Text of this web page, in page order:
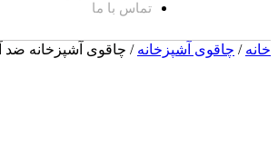
تماس با ما
خانه / چاقوی آشپزخانه / چاقوی آشپزخانه ضد